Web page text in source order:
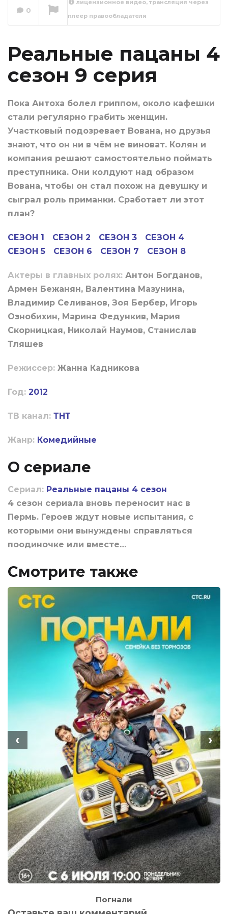
Реальные пацаны
0
лицензионное видео, трансляция через
плеер правообладателя
Реальные пацаны 4
сезон 9 серия
Пока Антоха болел гриппом, около кафешки
стали регулярно грабить женщин.
Участковый подозревает Вована, но друзья
знают, что он ни в чём не виноват. Колян и
компания решают самостоятельно поймать
преступника. Они колдуют над образом
Вована, чтобы он стал похож на девушку и
сыграл роль приманки. Сработает ли этот
план?
СЕЗОН 1 СЕЗОН 2 СЕЗОН 3
СЕЗОН 4
СЕЗОН 5
СЕЗОН 6 СЕЗОН 7 СЕЗОН 8
Актеры в главных ролях: Антон Богданов,
Армен Бежанян, Валентина Мазунина,
Владимир Селиванов, Зоя Бербер, Игорь
Ознобихин, Марина Федункив, Мария
Скорницкая, Николай Наумов, Станислав
Тляшев
Режиссер: Жанна Кадникова
Год: 2012
ТВ канал: ТНТ
Жанр: Комедийные
О сериале
Сериал: Реальные пацаны 4 сезон
4 сезон сериала вновь переносит нас в
Пермь. Героев ждут новые испытания, с
которыми они вынуждены справляться
поодиночке или вместе…
Смотрите также
Погнали
‹ ›